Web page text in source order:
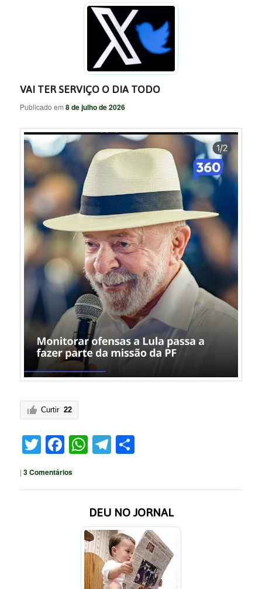
VAI TER SERVIÇO O DIA TODO
Publicado em8 de julho de 2026
Curtir 22
Twitter
Facebook
WhatsApp
Telegram
|3Comentários
DEU NO JORNAL